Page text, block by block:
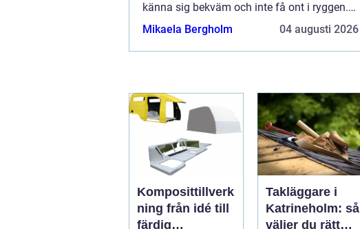
känna sig bekväm och inte få ont i ryggen.
På ett kontor sitter man flera...
Mikaela Bergholm 04 augusti 2026
Komposittillverk
ning från idé till
färdig
Takläggare i
Katrineholm: så
väljer du rätt